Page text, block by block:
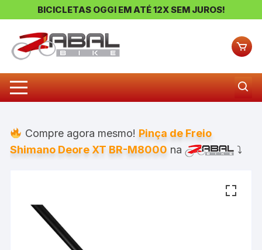
BICICLETAS OGGI EM ATÉ 12X SEM JUROS!
Compre agora mesmo! Pinça de Freio
Shimano Deore XT BR-M8000 na ⤵